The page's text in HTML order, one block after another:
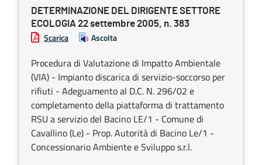
DETERMINAZIONE DEL DIRIGENTE SETTORE
ECOLOGIA 22 settembre 2005, n. 383
Scarica Ascolta
Procedura di Valutazione di Impatto Ambientale
(VIA) - Impianto discarica di servizio-soccorso per
rifiuti - Adeguamento al D.C. N. 296/02 e
completamento della piattaforma di trattamento
RSU a servizio del Bacino LE/1 - Comune di
Cavallino (Le) - Prop. Autorità di Bacino Le/1 -
Concessionario Ambiente e Sviluppo s.r.l.